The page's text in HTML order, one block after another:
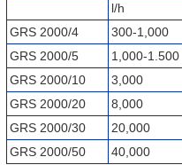
l/h
GRS 2000/4
300-1,000
GRS 2000/5
1,000-1.500
GRS 2000/10
3,000
GRS 2000/20
8,000
GRS 2000/30
20,000
GRS 2000/50
40,000